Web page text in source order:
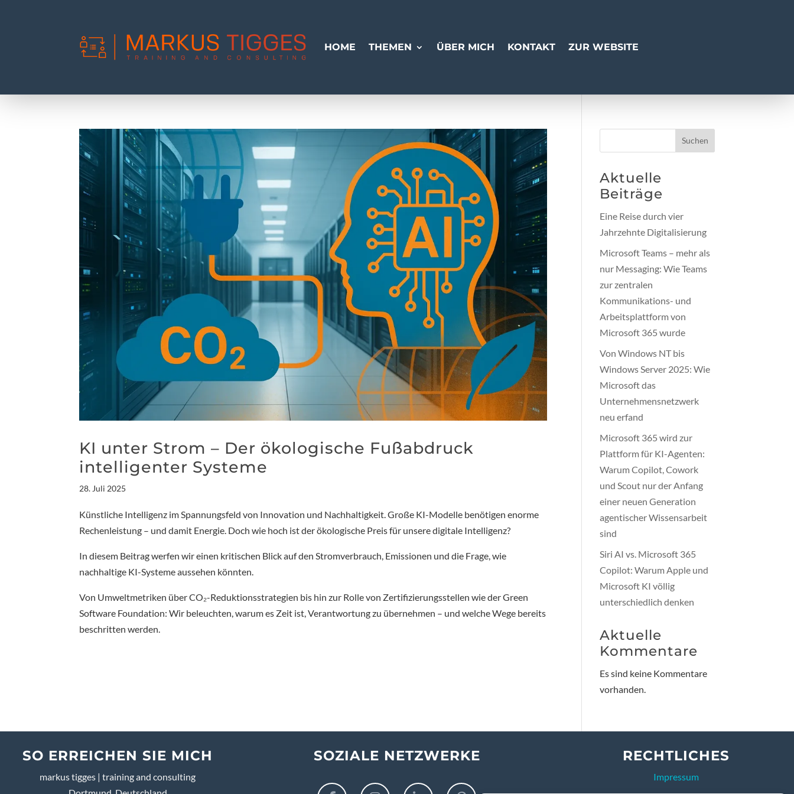
HOME THEMEN ÜBER MICH KONTAKT ZUR WEBSITE
KI unter Strom – Der ökologische Fußabdruck
intelligenter Systeme
28. Juli 2025
Künstliche Intelligenz im Spannungsfeld von Innovation und Nachhaltigkeit. Große KI-Modelle benötigen enorme
Rechenleistung – und damit Energie. Doch wie hoch ist der ökologische Preis für unsere digitale Intelligenz?
In diesem Beitrag werfen wir einen kritischen Blick auf den Stromverbrauch, Emissionen und die Frage, wie
nachhaltige KI-Systeme aussehen könnten.
Von Umweltmetriken über CO₂-Reduktionsstrategien bis hin zur Rolle von Zertifizierungsstellen wie der Green
Software Foundation: Wir beleuchten, warum es Zeit ist, Verantwortung zu übernehmen – und welche Wege bereits
beschritten werden.
Suchen
Aktuelle
Beiträge
Eine Reise durch vier
Jahrzehnte Digitalisierung
Microsoft Teams – mehr als
nur Messaging: Wie Teams
zur zentralen
Kommunikations- und
Arbeitsplattform von
Microsoft 365 wurde
Von Windows NT bis
Windows Server 2025: Wie
Microsoft das
Unternehmensnetzwerk
neu erfand
Microsoft 365 wird zur
Plattform für KI-Agenten:
Warum Copilot, Cowork
und Scout nur der Anfang
einer neuen Generation
agentischer Wissensarbeit
sind
Siri AI vs. Microsoft 365
Copilot: Warum Apple und
Microsoft KI völlig
unterschiedlich denken
Aktuelle
Kommentare
Es sind keine Kommentare
vorhanden.
SO ERREICHEN SIE MICH
markus tigges | training and consulting
SOZIALE NETZWERKE RECHTLICHES
Impressum